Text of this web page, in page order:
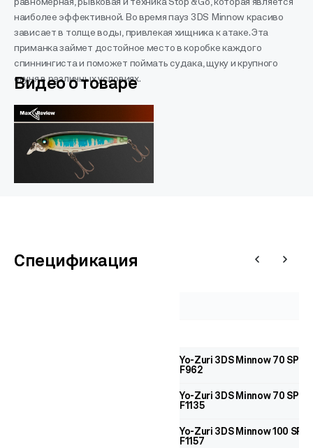
равномерная, рывковая и техника Stop & Go, которая является
наиболее эффективной. Во время пауз 3DS Minnow красиво
зависает в толще воды, привлекая хищника к атаке. Эта
приманка займет достойное место в коробке каждого
спиннингиста и поможет поймать судака, щуку и крупного
окуня в различных условиях.
Видео о товаре
Спецификация
Yo-Zuri 3DS Minnow 70 SP
F962
Yo-Zuri 3DS Minnow 70 SP
F1135
Yo-Zuri 3DS Minnow 100 SP
F1157